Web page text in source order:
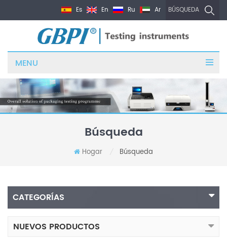
BÚSQUEDA
Es En Ru Ar
MENU
Búsqueda
Hogar Búsqueda
CATEGORÍAS
NUEVOS PRODUCTOS